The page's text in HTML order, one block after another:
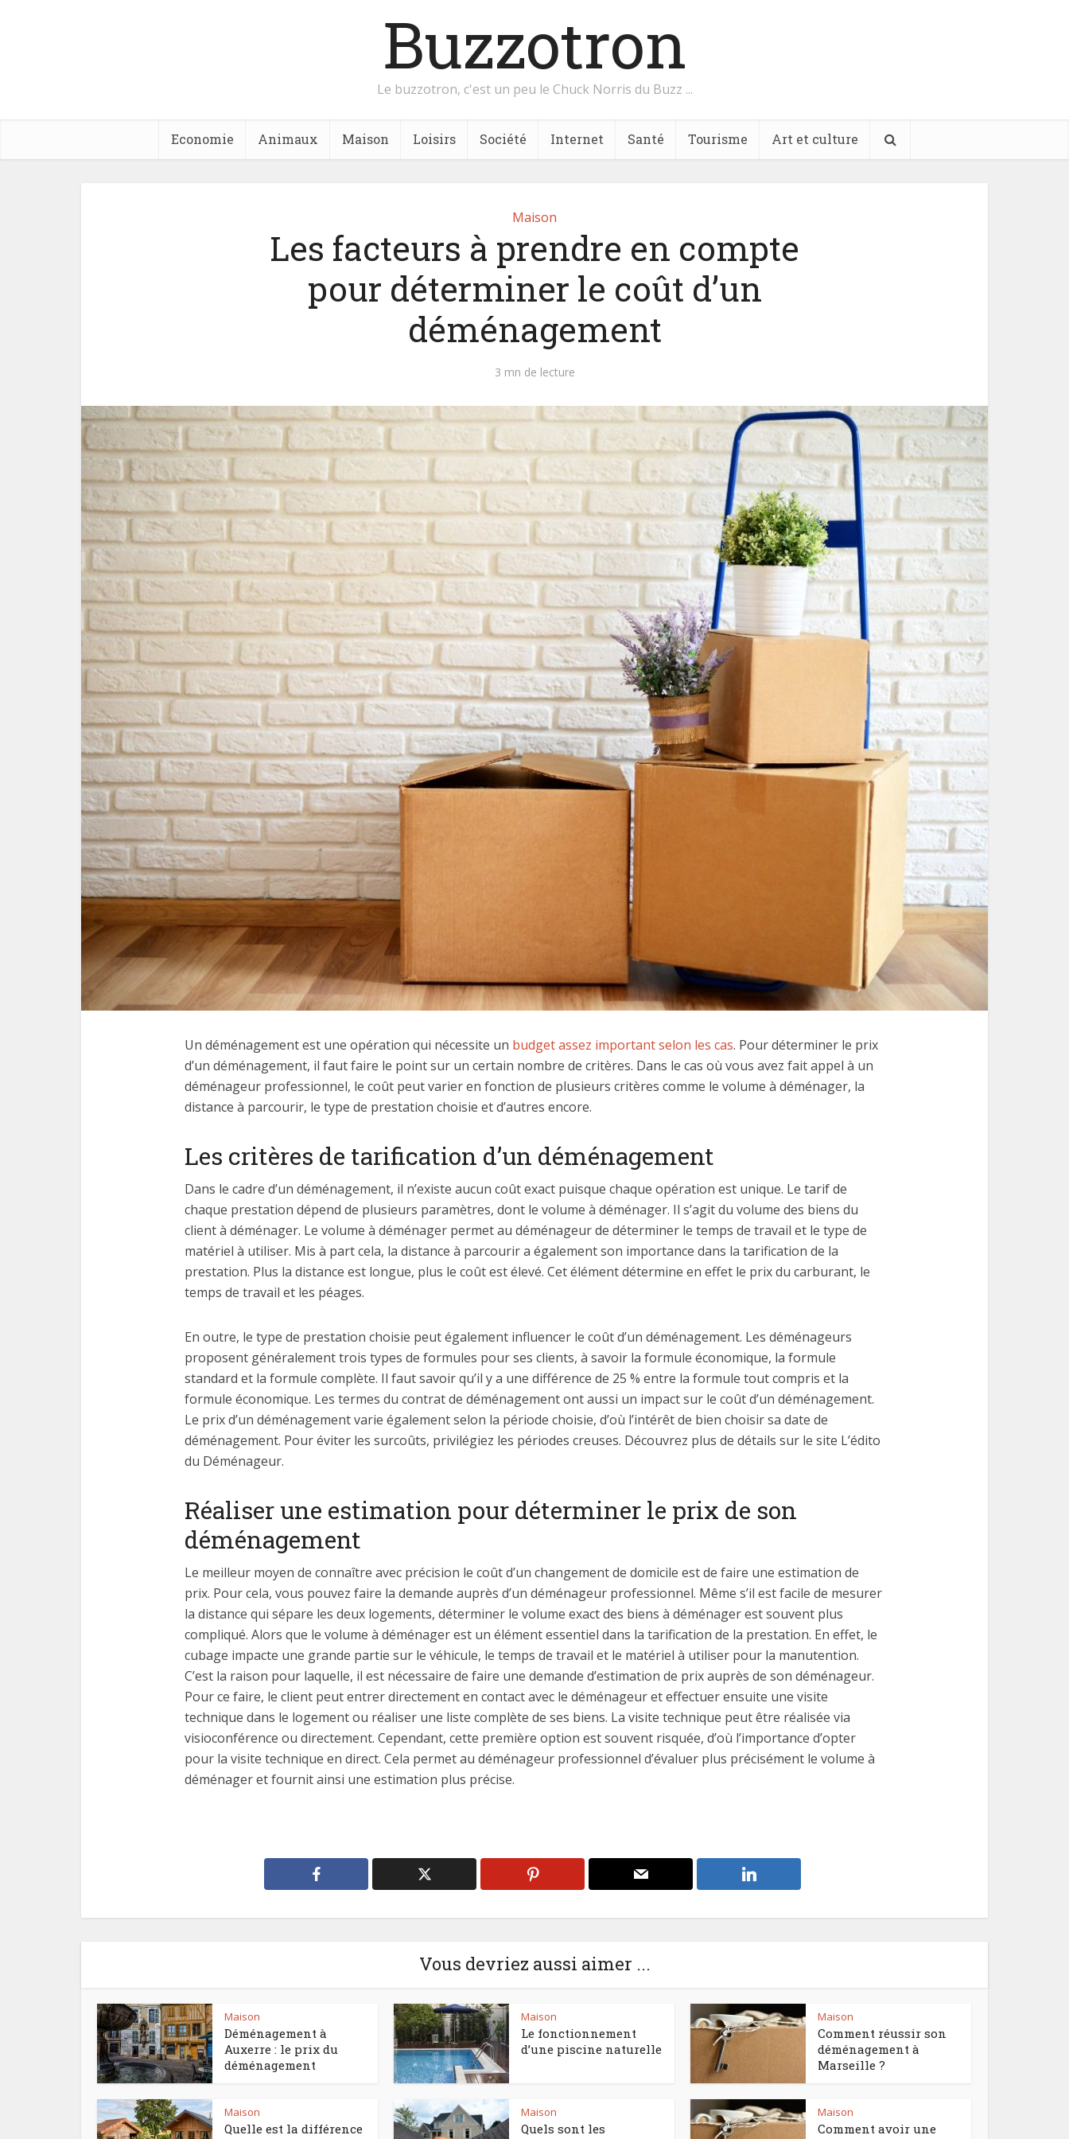
Buzzotron
Le buzzotron, c'est un peu le Chuck Norris du Buzz ...
Economie Animaux Maison Loisirs Société Internet Santé Tourisme Art et culture
Maison
Les facteurs à prendre en compte
pour déterminer le coût d’un
déménagement
3 mn de lecture
Un déménagement est une opération qui nécessite un budget assez important selon les cas. Pour déterminer le prix
d’un déménagement, il faut faire le point sur un certain nombre de critères. Dans le cas où vous avez fait appel à un
déménageur professionnel, le coût peut varier en fonction de plusieurs critères comme le volume à déménager, la
distance à parcourir, le type de prestation choisie et d’autres encore.
Les critères de tarification d’un déménagement
Dans le cadre d’un déménagement, il n’existe aucun coût exact puisque chaque opération est unique. Le tarif de
chaque prestation dépend de plusieurs paramètres, dont le volume à déménager. Il s’agit du volume des biens du
client à déménager. Le volume à déménager permet au déménageur de déterminer le temps de travail et le type de
matériel à utiliser. Mis à part cela, la distance à parcourir a également son importance dans la tarification de la
prestation. Plus la distance est longue, plus le coût est élevé. Cet élément détermine en effet le prix du carburant, le
temps de travail et les péages.
En outre, le type de prestation choisie peut également influencer le coût d’un déménagement. Les déménageurs
proposent généralement trois types de formules pour ses clients, à savoir la formule économique, la formule
standard et la formule complète. Il faut savoir qu’il y a une différence de 25 % entre la formule tout compris et la
formule économique. Les termes du contrat de déménagement ont aussi un impact sur le coût d’un déménagement.
Le prix d’un déménagement varie également selon la période choisie, d’où l’intérêt de bien choisir sa date de
déménagement. Pour éviter les surcoûts, privilégiez les périodes creuses. Découvrez plus de détails sur le site L’édito
du Déménageur.
Réaliser une estimation pour déterminer le prix de son
déménagement
Le meilleur moyen de connaître avec précision le coût d’un changement de domicile est de faire une estimation de
prix. Pour cela, vous pouvez faire la demande auprès d’un déménageur professionnel. Même s’il est facile de mesurer
la distance qui sépare les deux logements, déterminer le volume exact des biens à déménager est souvent plus
compliqué. Alors que le volume à déménager est un élément essentiel dans la tarification de la prestation. En effet, le
cubage impacte une grande partie sur le véhicule, le temps de travail et le matériel à utiliser pour la manutention.
C’est la raison pour laquelle, il est nécessaire de faire une demande d’estimation de prix auprès de son déménageur.
Pour ce faire, le client peut entrer directement en contact avec le déménageur et effectuer ensuite une visite
technique dans le logement ou réaliser une liste complète de ses biens. La visite technique peut être réalisée via
visioconférence ou directement. Cependant, cette première option est souvent risquée, d’où l’importance d’opter
pour la visite technique en direct. Cela permet au déménageur professionnel d’évaluer plus précisément le volume à
déménager et fournit ainsi une estimation plus précise.
Vous devriez aussi aimer ...
Maison
Déménagement à
Auxerre : le prix du
déménagement
Maison
Le fonctionnement
d’une piscine naturelle
Maison
Comment réussir son
déménagement à
Marseille ?
Maison
Quelle est la différence
Maison
Quels sont les
Maison
Comment avoir une